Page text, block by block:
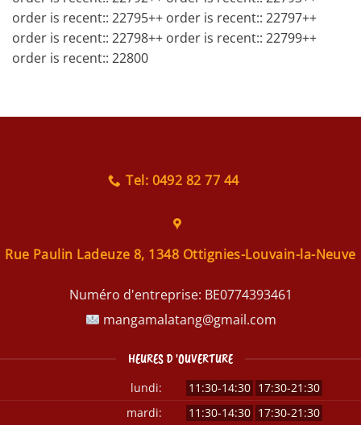
order is recent:: 22795++ order is recent:: 22797++
order is recent:: 22798++ order is recent:: 22799++
order is recent:: 22800
Tel: 0492 82 77 44
Rue Paulin Ladeuze 8, 1348 Ottignies-Louvain-la-Neuve
Numéro d'entreprise: BE0774393461
mangamalatang@gmail.com
HEURES D 'OUVERTURE
lundi: 11:30-14:30 17:30-21:30
mardi:
11:30-14:30 17:30-21:30